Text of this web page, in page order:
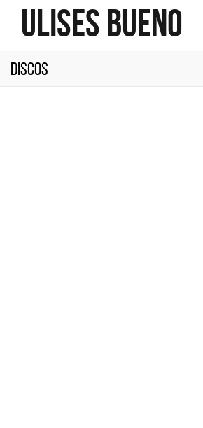
Ulises Bueno
Discos